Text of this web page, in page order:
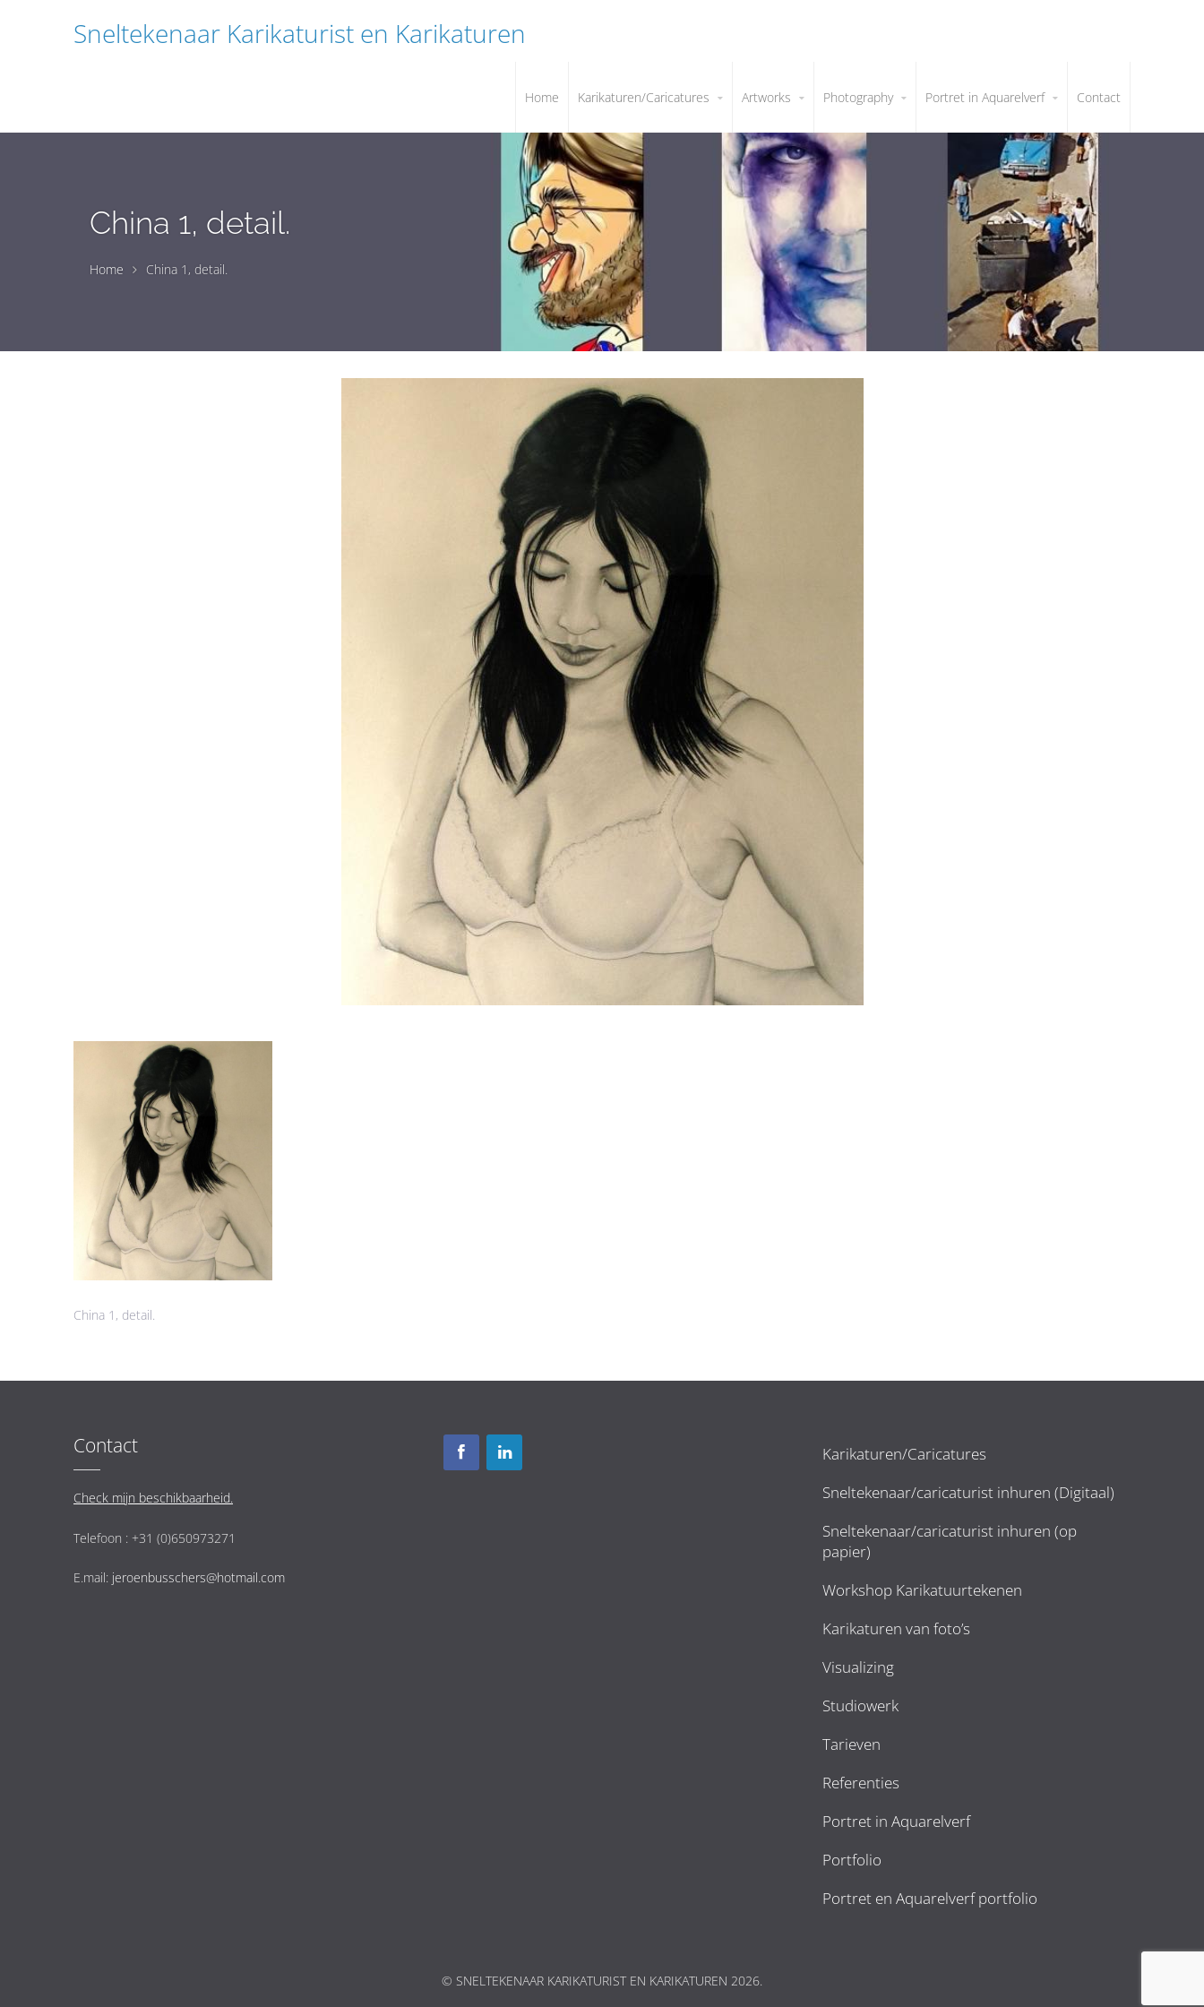
Sneltekenaar Karikaturist en Karikaturen
Home Karikaturen/Caricatures Artworks Photography Portret in Aquarelverf Contact
China 1, detail.
Home China 1, detail.
China 1, detail.
Contact
Check mijn beschikbaarheid.
Telefoon : +31 (0)650973271
E.mail: jeroenbusschers@hotmail.com
Karikaturen/Caricatures
Sneltekenaar/caricaturist inhuren (Digitaal)
Sneltekenaar/caricaturist inhuren (op
papier)
Workshop Karikatuurtekenen
Karikaturen van foto’s
Visualizing
Studiowerk
Tarieven
Referenties
Portret in Aquarelverf
Portfolio
Portret en Aquarelverf portfolio
© SNELTEKENAAR KARIKATURIST EN KARIKATUREN 2026.